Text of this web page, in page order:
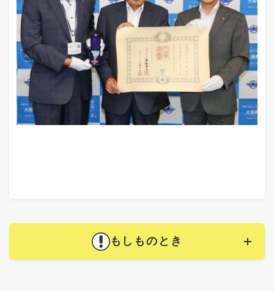
もしものとき